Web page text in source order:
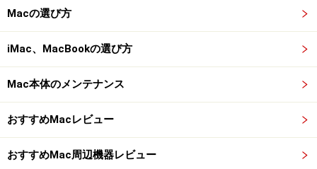
付属ソフトウェアとSnow Leopard対応状況
で、スキャナードライバー、ラベル作成ソフトウェアは
もちろん、日本語対応OCRソフトなどが付属します。特
にCanonプリンタには画像編集ソフトまで付属してお
り、プリントに必要なことは付属ソフトだけでできそう
です。
Macの選び方
iMac、MacBookの選び方
Mac本体のメンテナンス
おすすめMacレビュー
おすすめMac周辺機器レビュー